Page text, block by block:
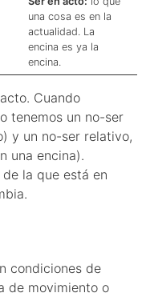
una cosa es en la
actualidad. La
encina es ya la
encina.
Cuando
tenemos un no-ser
y un no-ser relativo,
una encina).
la que está en
condiciones de
de movimiento o